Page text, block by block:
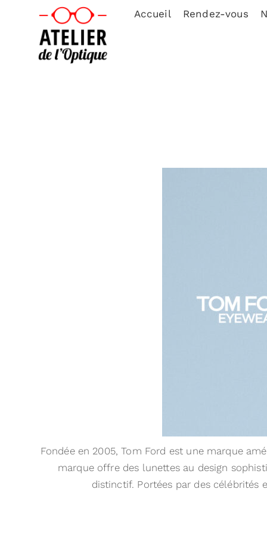
Accueil Rendez-vous
Fondée en 2005, Tom Ford est une marque
marque offre des lunettes au design
distinctif. Portées par des célébrités